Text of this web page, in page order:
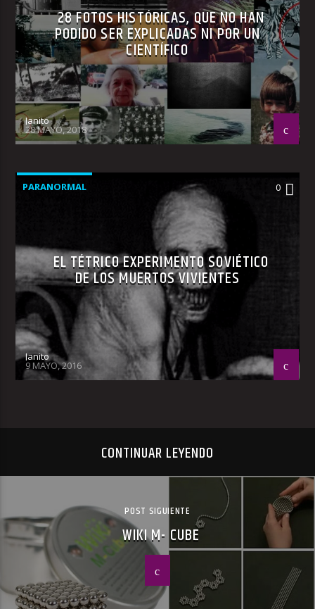
28 FOTOS HISTÓRICAS, QUE NO HAN
PODIDO SER EXPLICADAS NI POR UN
CIENTÍFICO
Janito
28 MAYO, 2018
PARANORMAL 0
EL TÉTRICO EXPERIMENTO SOVIÉTICO
DE LOS MUERTOS VIVIENTES
Janito
9 MAYO, 2016
CONTINUAR LEYENDO
POST SIGUIENTE
WIKI M- CUBE